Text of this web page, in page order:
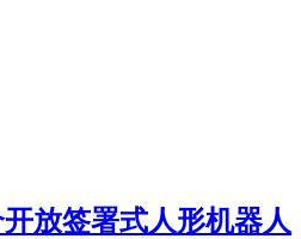
放签署式人形机器人